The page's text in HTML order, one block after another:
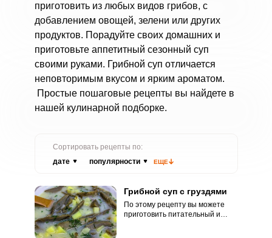
приготовить из любых видов грибов, с
добавлением овощей, зелени или других
продуктов. Порадуйте своих домашних и
приготовьте аппетитный сезонный суп
своими руками. Грибной суп отличается
неповторимым вкусом и ярким ароматом.
Простые пошаговые рецепты вы найдете в
нашей кулинарной подборке.
Сортировать рецепты по:
дате
популярности ЕЩЕ
Грибной суп с груздями
По этому рецепту вы можете
приготовить питательный и